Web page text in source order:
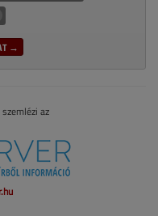
→
az